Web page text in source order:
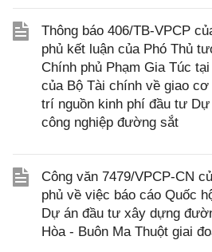
Thông báo 406/TB-VPCP
phủ kết luận của Phó Thủ
Chính phủ Phạm Gia Túc
của Bộ Tài chính về giao
trí nguồn kinh phí đầu tư
công nghiệp đường sắt
Công văn 7479/VPCP-CN
phủ về việc báo cáo Quốc
Dự án đầu tư xây dựng
Hòa - Buôn Ma Thuột giai